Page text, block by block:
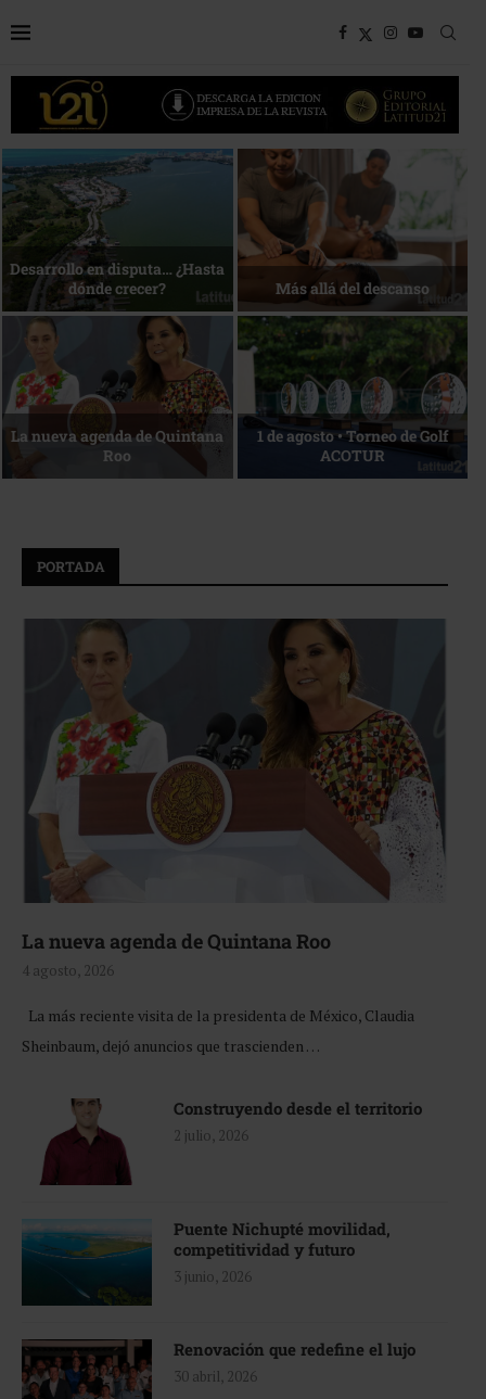
Bottega, un viaje servido a la
mesa
Energía que Impulsa la
competitividad
Reconocimiento de viajeros La esencia del servicio
PORTADA
La nueva agenda de Quintana Roo
4 agosto, 2026
La más reciente visita de la presidenta de México, Claudia
Sheinbaum, dejó anuncios que trascienden …
Construyendo desde el territorio
2 julio, 2026
Puente Nichupté movilidad,
competitividad y futuro
3 junio, 2026
Renovación que redefine el lujo
30 abril, 2026